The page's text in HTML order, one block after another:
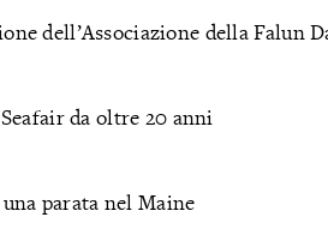
dell’Associazione della Falun
da oltre 20 anni
parata nel Maine